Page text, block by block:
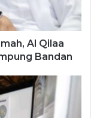
Al Qilaa
Bandan